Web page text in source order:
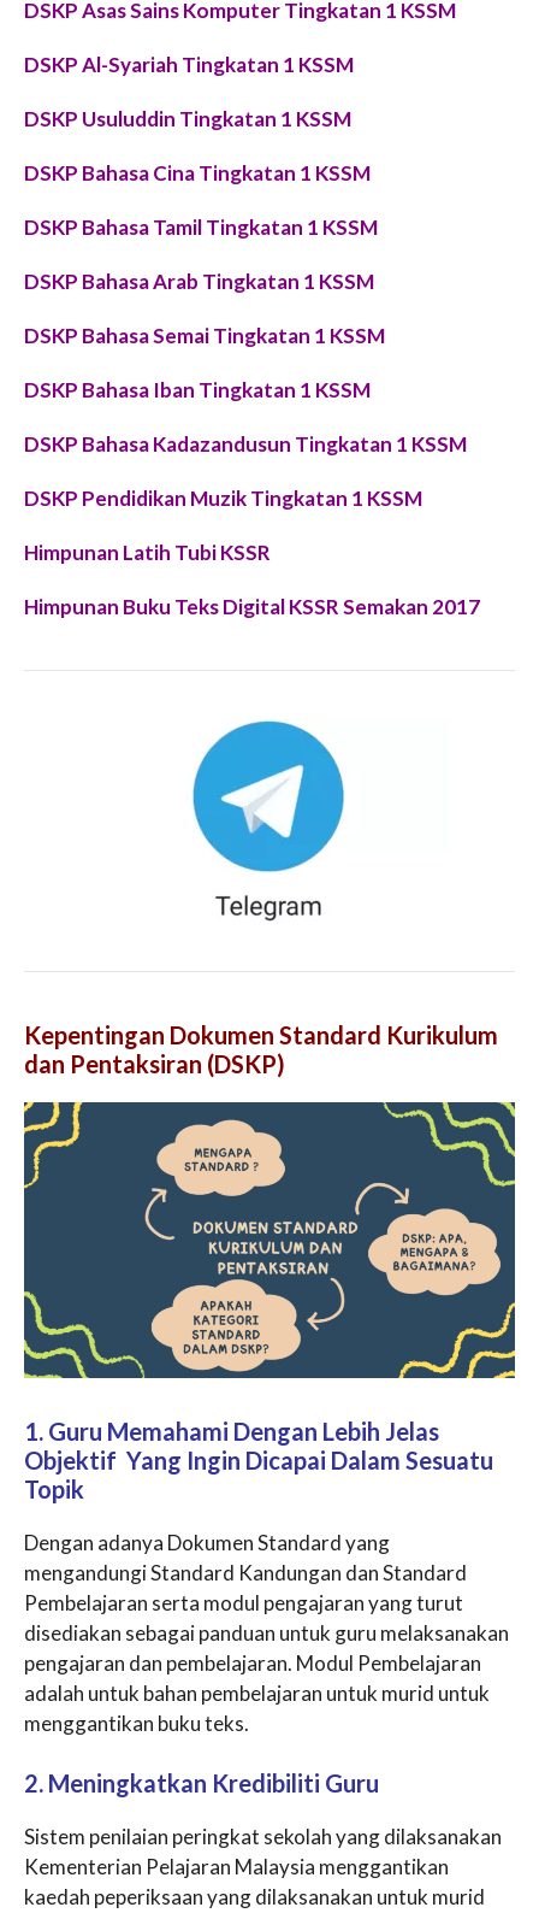
DSKP Asas Sains Komputer Tingkatan 1 KSSM
DSKP Al-Syariah Tingkatan 1 KSSM
DSKP Usuluddin Tingkatan 1 KSSM
DSKP Bahasa Cina Tingkatan 1 KSSM
DSKP Bahasa Tamil Tingkatan 1 KSSM
DSKP Bahasa Arab Tingkatan 1 KSSM
DSKP Bahasa Semai Tingkatan 1 KSSM
DSKP Bahasa Iban Tingkatan 1 KSSM
DSKP Bahasa Kadazandusun Tingkatan 1 KSSM
DSKP Pendidikan Muzik Tingkatan 1 KSSM
Himpunan Latih Tubi KSSR
Himpunan Buku Teks Digital KSSR Semakan 2017
Kepentingan Dokumen Standard Kurikulum
dan Pentaksiran (DSKP)
1. Guru Memahami Dengan Lebih Jelas
Objektif Yang Ingin Dicapai Dalam Sesuatu
Topik
Dengan adanya Dokumen Standard yang
mengandungi Standard Kandungan dan Standard
Pembelajaran serta modul pengajaran yang turut
disediakan sebagai panduan untuk guru melaksanakan
pengajaran dan pembelajaran. Modul Pembelajaran
adalah untuk bahan pembelajaran untuk murid untuk
menggantikan buku teks.
2. Meningkatkan Kredibiliti Guru
Sistem penilaian peringkat sekolah yang dilaksanakan
Kementerian Pelajaran Malaysia menggantikan
kaedah peperiksaan yang dilaksanakan untuk murid